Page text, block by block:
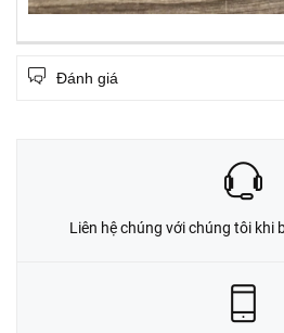
Đánh giá
Liên hệ chúng với chúng tôi khi